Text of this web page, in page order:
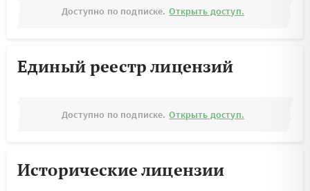
Доступно по подписке. Открыть доступ.
Единый реестр лицензий
Доступно по подписке. Открыть доступ.
Исторические лицензии